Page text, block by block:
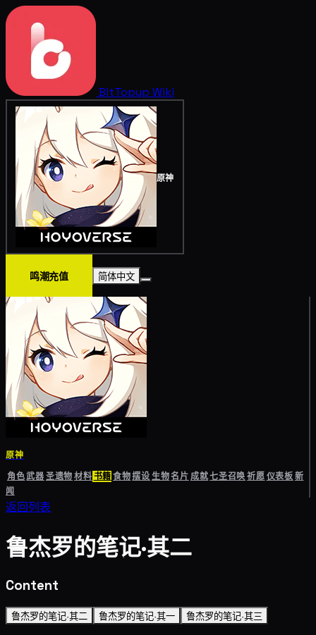
BitTopup Wiki
原神
鸣潮充值 简体中文
原神
角色武器圣遗物材料书籍食物摆设生物名片成就七圣召唤祈愿仪表板新
闻
返回列表
鲁杰罗的笔记·其二
Content
鲁杰罗的笔记·其二 鲁杰罗的笔记·其一 鲁杰罗的笔记·其三